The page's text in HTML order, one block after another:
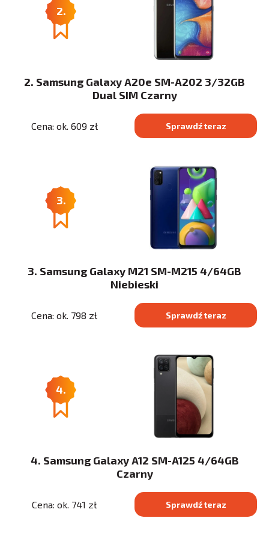
2.
2. Samsung Galaxy A20e SM-A202 3/32GB
Dual SIM Czarny
Cena: ok. 609 zł Sprawdź teraz
3.
3. Samsung Galaxy M21 SM-M215 4/64GB
Niebieski
Cena: ok. 798 zł Sprawdź teraz
4.
4. Samsung Galaxy A12 SM-A125 4/64GB
Czarny
Cena: ok. 741 zł Sprawdź teraz